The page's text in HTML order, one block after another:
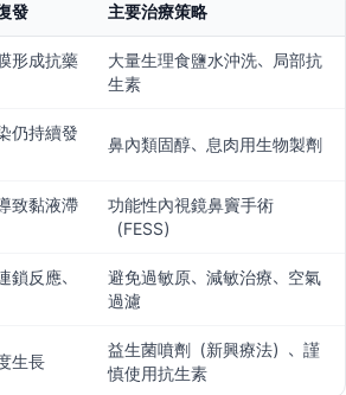
發 主要治療策略
形成抗藥
大量生理食鹽水沖洗、局部抗
生素
仍持續發
鼻內類固醇、息肉用生物製劑
致黏液滯
功能性內視鏡鼻竇手術
（FESS）
鎖反應、
避免過敏原、減敏治療、空氣
過濾
生長
益生菌噴劑（新興療法）、謹
慎使用抗生素